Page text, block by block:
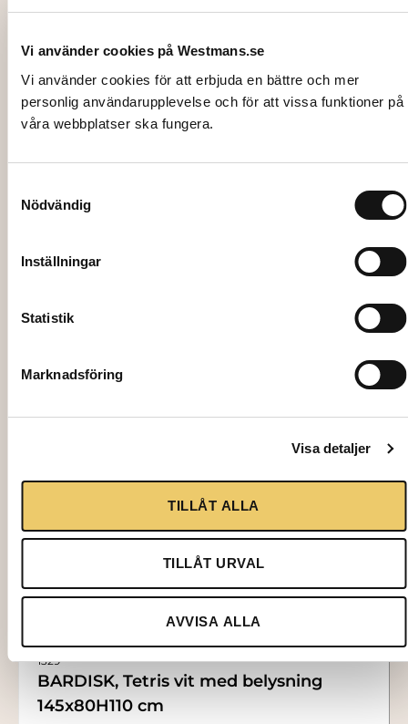
Vi använder cookies på Westmans.se
Vi använder cookies för att erbjuda en bättre och mer
personlig användarupplevelse och för att vissa funktioner på
våra webbplatser ska fungera.
Nödvändig
Inställningar
Statistik
Marknadsföring
Visa detaljer
TILLÅT ALLA
TILLÅT URVAL
AVVISA ALLA
8860042
180x70xH108 cm
1329
BARDISK, Tetris vit med belysning
145x80H110 cm